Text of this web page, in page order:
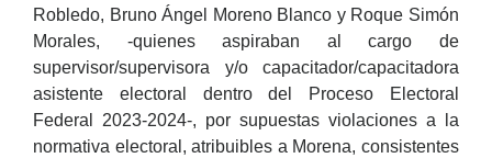
Robledo, Bruno Ángel Moreno Blanco y Roque Simón
Morales, -quienes aspiraban al cargo de
supervisor/supervisora y/o capacitador/capacitadora
asistente electoral dentro del Proceso Electoral
Federal 2023-2024-, por supuestas violaciones a la
normativa electoral, atribuibles a Morena, consistentes